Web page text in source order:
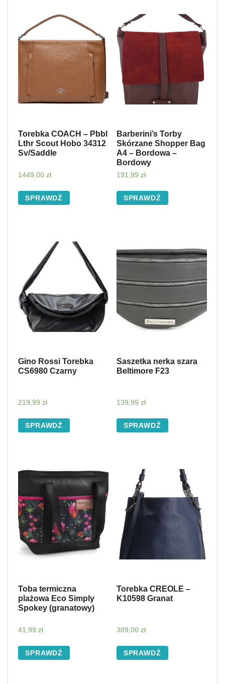
Torebka COACH – Pbbl
Lthr Scout Hobo 34312
Sv/Saddle
1449,00 zł
SPRAWDŹ
Barberini’s Torby
Skórzane Shopper Bag
A4 – Bordowa –
Bordowy
191,99 zł
SPRAWDŹ
Gino Rossi Torebka
CS6980 Czarny
219,99 zł
SPRAWDŹ
Saszetka nerka szara
Beltimore F23
139,99 zł
SPRAWDŹ
Toba termiczna
plażowa Eco Simply
Spokey (granatowy)
41,99 zł
SPRAWDŹ
Torebka CREOLE –
K10598 Granat
389,00 zł
SPRAWDŹ